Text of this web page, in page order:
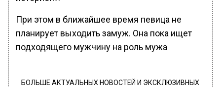
При этом в ближайшее время певица не
планирует выходить замуж. Она пока ищет
подходящего мужчину на роль мужа
БОЛЬШЕ АКТУАЛЬНЫХ НОВОСТЕЙ И ЭКСКЛЮЗИВНЫХ